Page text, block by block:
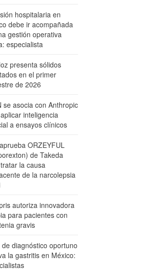
hospitalaria en
debe ir acompañada
gestión operativa
especialista
presenta sólidos
en el primer
de 2026
se asocia con Anthropic
inteligencia
a ensayos clínicos
ORZEYFUL
de Takeda
la causa
de la narcolepsia
autoriza innovadora
para pacientes con
gravis
de diagnóstico oportuno
la gastritis en México: